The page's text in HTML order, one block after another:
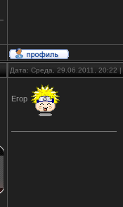
Дата: Среда, 29.06.2011, 20:22
Егор